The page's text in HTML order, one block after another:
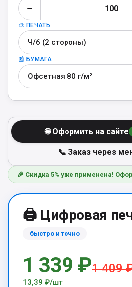
🎨 ПЕЧАТЬ
Ч/б (2 стороны)
📰 БУМАГА
Офсетная 80 г/м²
🌐 Оформить на сайте
📞 Заказ через
🎉 Скидка 5% уже применена!
🖨️ Цифровая
быстро и точно
1 339 ₽1 409
13,39 ₽/шт